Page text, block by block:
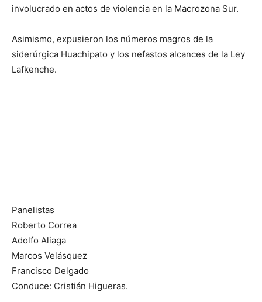
involucrado en actos de violencia en la Macrozona Sur.
Asimismo, expusieron los números magros de la
siderúrgica Huachipato y los nefastos alcances de la Ley
Lafkenche.
Panelistas
Roberto Correa
Adolfo Aliaga
Marcos Velásquez
Francisco Delgado
Conduce: Cristián Higueras.